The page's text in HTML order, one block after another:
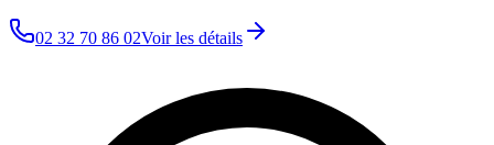
02 32 70 86 02Voir les détails